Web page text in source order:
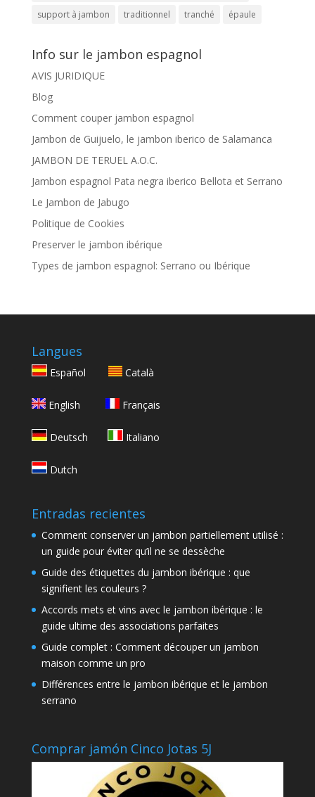
support à jambon
traditionnel tranché épaule
Info sur le jambon espagnol
AVIS JURIDIQUE
Blog
Comment couper jambon espagnol
Jambon de Guijuelo, le jambon iberico de Salamanca
JAMBON DE TERUEL A.O.C.
Jambon espagnol Pata negra iberico Bellota et Serrano
Le Jambon de Jabugo
Politique de Cookies
Preserver le jambon ibérique
Types de jambon espagnol: Serrano ou Ibérique
Langues
Español Català
English Français
Deutsch Italiano
Dutch
Entradas recientes
Comment conserver un jambon partiellement utilisé :
un guide pour éviter qu’il ne se dessèche
Guide des étiquettes du jambon ibérique : que
signifient les couleurs ?
Accords mets et vins avec le jambon ibérique : le
guide ultime des associations parfaites
Guide complet : Comment découper un jambon
maison comme un pro
Différences entre le jambon ibérique et le jambon
serrano
Comprar jamón Cinco Jotas 5J